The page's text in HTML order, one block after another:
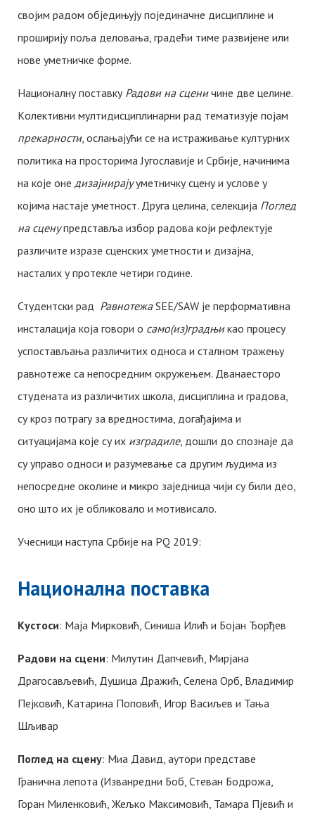
својим радом обједињују појединачне дисциплине и
проширију поља деловања, градећи тиме развијене или
нове уметничке форме.
Националну поставку Радови на сценичине две целине.
Kолективни мултидисциплинарни рад тематизује појам
прекарности, ослањајући се на истраживање културних
политика на просторима Југославије и Србије, начинима
на које оне дизајнирајууметничку сцену и услове у
којима настаје уметност. Друга целина, селекција Поглед
на сценупредставља избор радова који рефлектује
различите изразе сценских уметности и дизајна,
насталих у протекле четири године.
Студентски рад РавнотежаSEE/SAW је перформативна
инсталација која говори о само(из)градњикао процесу
успостављања различитих односа и сталном тражењу
равнотеже са непосредним окружењем. Дванаесторо
студената из различитих школа, дисциплина и градова,
су кроз потрагу за вредностима, догађајима и
ситуацијама које су их изградиле, дошли до спознаје да
су управо односи и разумевање са другим људима из
непосредне околине и микро заједница чији су били део,
оно што их је обликовало и мотивисало.
Учесници наступа Србије на PQ 2019:
Национална поставка
Kустоси: Маја Мирковић, Синиша Илић и Бојан Ђорђев
Радови на сцени: Милутин Дапчевић, Мирјана
Драгосављевић, Душица Дражић, Селена Орб, Владимир
Пејковић, Kатарина Поповић, Игор Васиљев и Тања
Шљивар
Поглед на сцену: Миа Давид, аутори представе
Гранична лепота (Изванредни Боб, Стеван Бодрожа,
Горан Миленковић, Жељко Максимовић, Тамара Пјевић и